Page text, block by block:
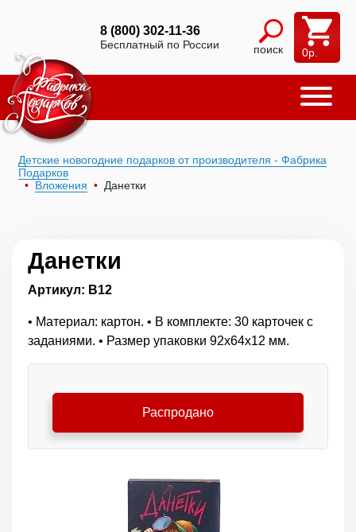
8 (800) 302-11-36
Бесплатный по России поиск 0р.
Детские новогодние подарков от производителя - Фабрика
Подарков
Вложения
Данетки
Данетки
Артикул: В12
• Материал: картон. • В комплекте: 30 карточек с
заданиями. • Размер упаковки 92х64х12 мм.
Распродано